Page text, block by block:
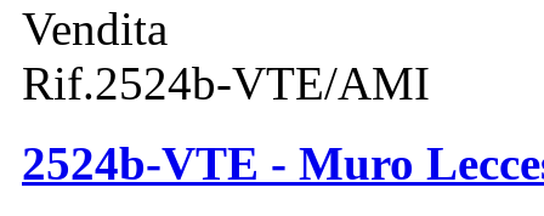
Vendita
Rif.2524b-VTE/AMI
2524b-VTE - Muro